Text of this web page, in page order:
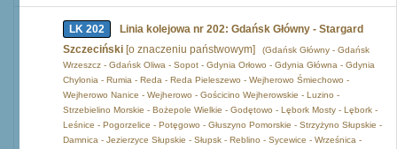
LK 202
Linia kolejowa nr 202: Gdańsk Główny - Stargard
Szczeciński [o znaczeniu państwowym]
(Gdańsk Główny - Gdańsk
Wrzeszcz - Gdańsk Oliwa - Sopot - Gdynia Orłowo - Gdynia Główna - Gdynia
Chylonia - Rumia - Reda - Reda Pieleszewo - Wejherowo Śmiechowo -
Wejherowo Nanice - Wejherowo - Gościcino Wejherowskie - Luzino -
Strzebielino Morskie - Bożepole Wielkie - Godętowo - Lębork Mosty - Lębork -
Leśnice - Pogorzelice - Potęgowo - Głuszyno Pomorskie - Strzyżyno Słupskie -
Damnica - Jezierzyce Słupskie - Słupsk - Reblino - Sycewice - Wrześnica -